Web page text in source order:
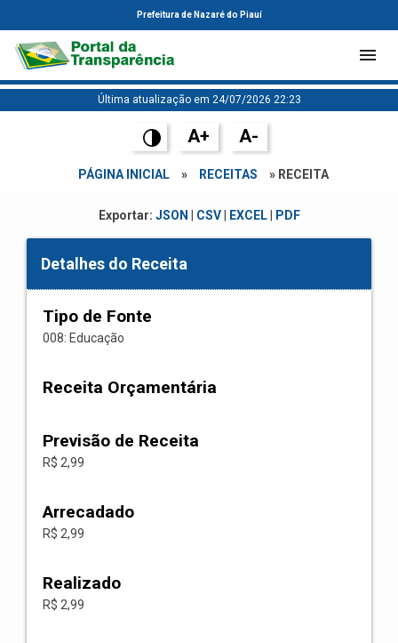
Prefeitura de Nazaré do Piauí
Última atualização em 24/07/2026 22:23
A+ A-
PÁGINA INICIAL » RECEITAS » RECEITA
Exportar: JSON CSV| EXCEL| PDF
Detalhes do Receita
Tipo de Fonte
008: Educação
Receita Orçamentária
Previsão de Receita
R$ 2,99
Arrecadado
R$ 2,99
Realizado
R$ 2,99